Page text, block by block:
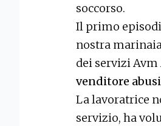
soccorso.
Il primo
nostra
dei servizi Avm
venditore
La lavoratrice
servizio, ha